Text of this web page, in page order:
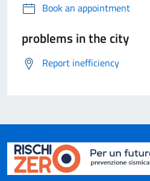
Book an appointment
problems in the city
Report inefficiency